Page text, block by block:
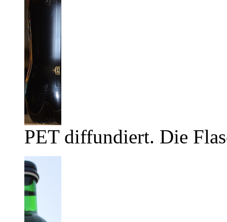
PET diffundiert. Die